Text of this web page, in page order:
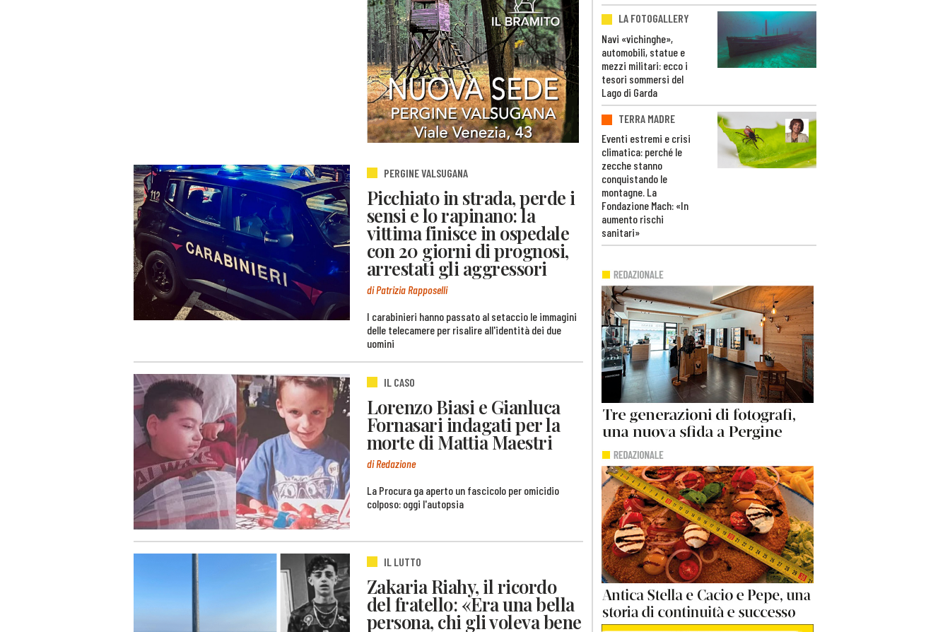
PERGINE VALSUGANA
Picchiato in strada, perde i
sensi e lo rapinano: la
vittima finisce in ospedale
con 20 giorni di prognosi,
arrestati gli aggressori
di Patrizia Rapposelli
I carabinieri hanno passato al setaccio le immagini
delle telecamere per risalire all'identità dei due
uomini
IL CASO
Lorenzo Biasi e Gianluca
Fornasari indagati per la
morte di Mattia Maestri
di Redazione
La Procura ga aperto un fascicolo per omicidio
colposo: oggi l'autopsia
IL LUTTO
Zakaria Riahy, il ricordo
del fratello: «Era una bella
persona, chi gli voleva bene
LA FOTOGALLERY
Navi «vichinghe»,
automobili, statue e
mezzi militari: ecco i
tesori sommersi del
Lago di Garda
TERRA MADRE
Eventi estremi e crisi
climatica: perché le
zecche stanno
conquistando le
montagne. La
Fondazione Mach: «In
aumento rischi
sanitari»